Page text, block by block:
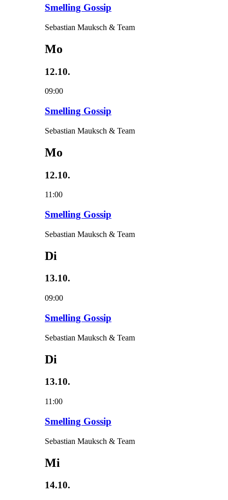
Smelling Gossip
Sebastian Mauksch & Team
Mo
12.10.
09:00
Smelling Gossip
Sebastian Mauksch & Team
Mo
12.10.
11:00
Smelling Gossip
Sebastian Mauksch & Team
Di
13.10.
09:00
Smelling Gossip
Sebastian Mauksch & Team
Di
13.10.
11:00
Smelling Gossip
Sebastian Mauksch & Team
Mi
14.10.